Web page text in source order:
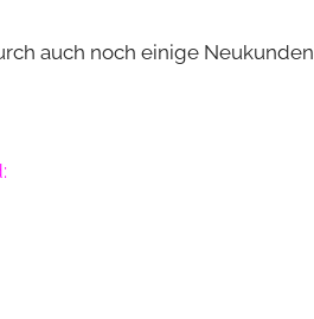
auch noch einige Neukunden